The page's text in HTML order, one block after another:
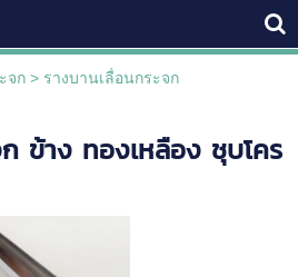
จก> รางบานเลื่อนกระจก
ข้าง ทองเหลือง ชุบโคร